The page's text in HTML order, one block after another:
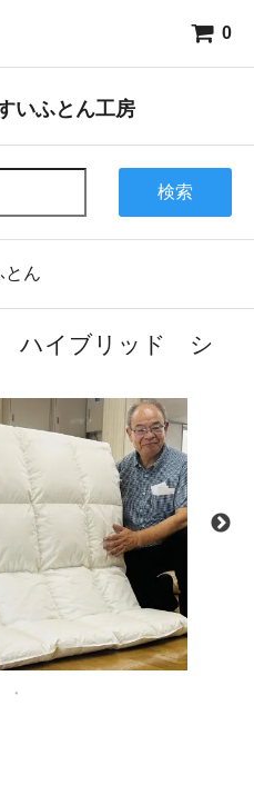
0
いふとん工房
検索
とん
ハイブリッド シ